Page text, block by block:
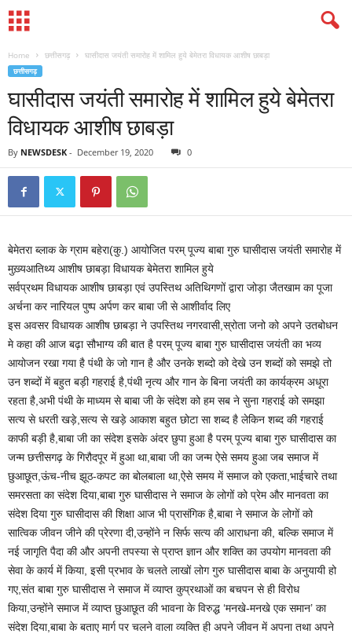
Home छत्तीसगढ़ घासीदास जयंती समारोह में शामिल हुये बेमेतरा विधायक आशीष छाबड़ा
छत्तीसगढ़
घासीदास जयंती समारोह में शामिल हुये बेमेतरा
विधायक आशीष छाबड़ा
By NEWSDESK - December 19, 2020 0
बेमेतरा ब्लाक के ग्राम बहेरा(कु.) आयोजित परम् पूज्य बाबा गुरु घासीदास जयंती समारोह में
मुख़्यआतिथ्य आशीष छाबड़ा विधायक बेमेतरा शामिल हुये
सर्वप्रथम विधायक आशीष छाबड़ा एवं उपस्तिथ अतिथिगणों द्वारा जोड़ा जैतखाम का पूजा
अर्चना कर नारियल पुष्प अर्पण कर बाबा जी से आशीर्वाद लिए
इस अवसर विधायक आशीष छाबड़ा ने उपस्तिथ नगरवासी,स्रोता जनो को अपने उतबोधन
मे कहा की आज बढ़ा सौभाग्य की बात है परम् पूज्य बाबा गुरु घासीदास जयंती का भव्य
आयोजन रखा गया है पंथी के जो गान है और उनके शब्दो को देखे उन शब्दों को समझे तो
उन शब्दों में बहुत बड़ी गहराई है,पंथी नृत्य और गान के बिना जयंती का कार्यक्रम अधूरा
रहता है,अभी पंथी के माध्यम से बाबा जी के संदेश को हम सब ने सुना गहराई को समझा
सत्य से धरती खड़े,सत्य से खड़े आकाश बहुत छोटा सा शब्द है लेकिन शब्द की गहराई
काफी बड़ी है,बाबा जी का संदेश इसके अंदर छुपा हुआ है परम् पूज्य बाबा गुरु घासीदास का
जन्म छत्तीसगढ़ के गिरौदपूर में हुआ था,बाबा जी का जन्म ऐसे समय हुआ जब समाज में
छुआछूत,ऊंच-नीच झूठ-कपट का बोलबाला था,ऐसे समय में समाज को एकता,भाईचारे तथा
समरसता का संदेश दिया,बाबा गुरु घासीदास ने समाज के लोगों को प्रेम और मानवता का
संदेश दिया गुरु घासीदास की शिक्षा आज भी प्रासंगिक है,बाबा ने समाज के लोगों को
सात्विक जीवन जीने की प्रेरणा दी,उन्होंने न सिर्फ सत्य की आराधना की, बल्कि समाज में
नई जागृति पैदा की और अपनी तपस्या से प्राप्त ज्ञान और शक्ति का उपयोग मानवता की
सेवा के कार्य में किया, इसी प्रभाव के चलते लाखों लोग गुरु घासीदास बाबा के अनुयायी हो
गए,संत बाबा गुरु घासीदास ने समाज में व्याप्त कुप्रथाओं का बचपन से ही विरोध
किया,उन्होंने समाज में व्याप्त छुआछूत की भावना के विरुद्ध ‘मनखे-मनखे एक समान’ का
संदेश दिया,बाबा के बताए मार्ग पर चलने वाला व्यक्ति ही अपने जीवन में अपना तथा अपने